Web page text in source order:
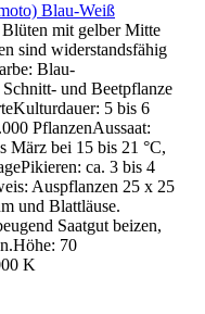
Blau-Weiß
mit gelber Mitte
sind widerstandsfähig
Blau-
und Beetpflanze
5 bis 6
PflanzenAussaat:
März bei 15 bis 21 °C,
ca. 3 bis 4
Auspflanzen 25 x 25
und Blattläuse.
Saatgut beizen,
70
K